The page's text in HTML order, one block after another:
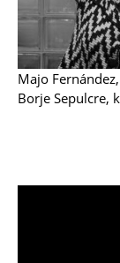
Couchtische
Sekretäre &
Majo
Borje Sepulcre,